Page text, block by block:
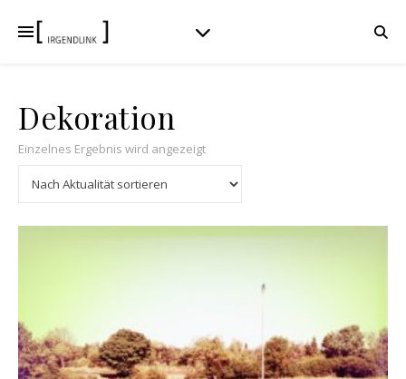
Dekoration
Einzelnes Ergebnis wird angezeigt